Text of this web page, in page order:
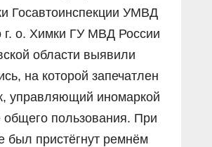
Госавтоинспекции УМВД
г. о. Химки ГУ МВД России
области выявили
на которой запечатлен
управляющий иномаркой
общего пользования. При
был пристёгнут ремнём